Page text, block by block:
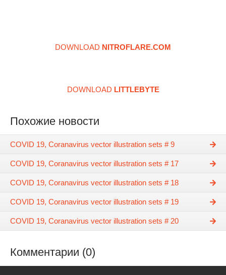
DOWNLOAD NITROFLARE.COM
DOWNLOAD LITTLEBYTE
Похожие новости
COVID 19, Coranavirus vector illustration sets # 9
COVID 19, Coranavirus vector illustration sets # 17
COVID 19, Coranavirus vector illustration sets # 18
COVID 19, Coranavirus vector illustration sets # 19
COVID 19, Coranavirus vector illustration sets # 20
Комментарии (0)